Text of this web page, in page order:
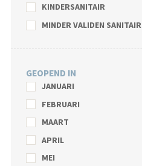
KINDERSANITAIR
MINDER VALIDEN SANITAIR
GEOPEND IN
JANUARI
FEBRUARI
MAART
APRIL
MEI